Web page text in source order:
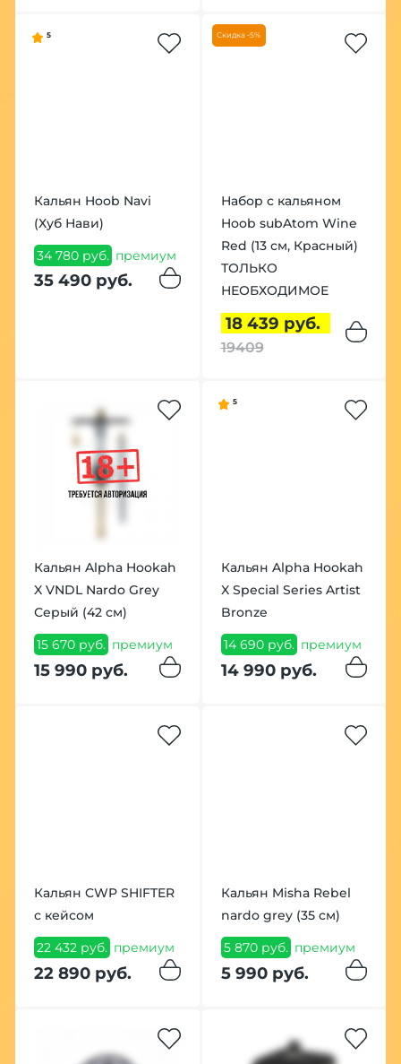
5
Кальян Hoob Navi
(Хуб Нави)
34 780 руб. премиум
35 490 руб.
Скидка -5%
Набор с кальяном
Hoob subAtom Wine
Red (13 см, Красный)
ТОЛЬКО
НЕОБХОДИМОЕ
18 439 руб.
19409
Кальян Alpha Hookah
X VNDL Nardo Grey
Серый (42 см)
15 670 руб. премиум
15 990 руб.
5
Кальян Alpha Hookah
X Special Series Artist
Bronze
14 690 руб. премиум
14 990 руб.
Кальян CWP SHIFTER
с кейсом
22 432 руб. премиум
22 890 руб.
Кальян Misha Rebel
nardo grey (35 см)
5 870 руб. премиум
5 990 руб.